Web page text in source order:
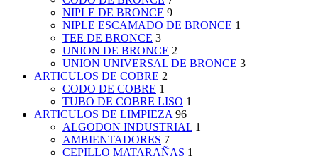
NIPLE DE BRONCE 9
NIPLE ESCAMADO DE BRONCE 1
TEE DE BRONCE 3
UNION DE BRONCE 2
UNION UNIVERSAL DE BRONCE 3
ARTICULOS DE COBRE 2
CODO DE COBRE 1
TUBO DE COBRE LISO 1
ARTICULOS DE LIMPIEZA 96
ALGODON INDUSTRIAL 1
AMBIENTADORES 7
CEPILLO MATARAÑAS 1